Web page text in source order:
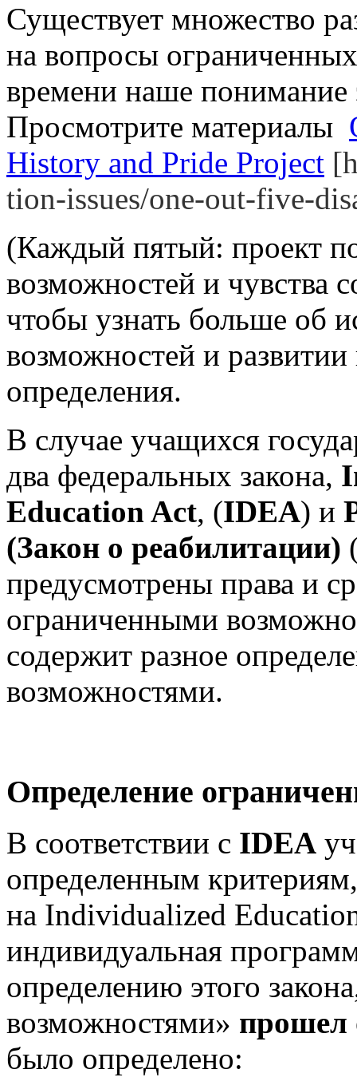
Существует множество
на вопросы
времени наше понимание
Просмотрите материалы
History and Pride Project
tion-issues/one-out-five-
(Каждый пятый: проект
возможностей и чувства
чтобы узнать больше об
возможностей и
определения.
В случае учащихся
два федеральных закона,
Education Act, (IDEA) и
(Закон о реабилитации)
предусмотрены права и
ограниченными
содержит разное
возможностями.
Определение
В соответствии с IDEA
определенным
на Individualized
индивидуальная
определению этого
возможностями» прошел
было определено: